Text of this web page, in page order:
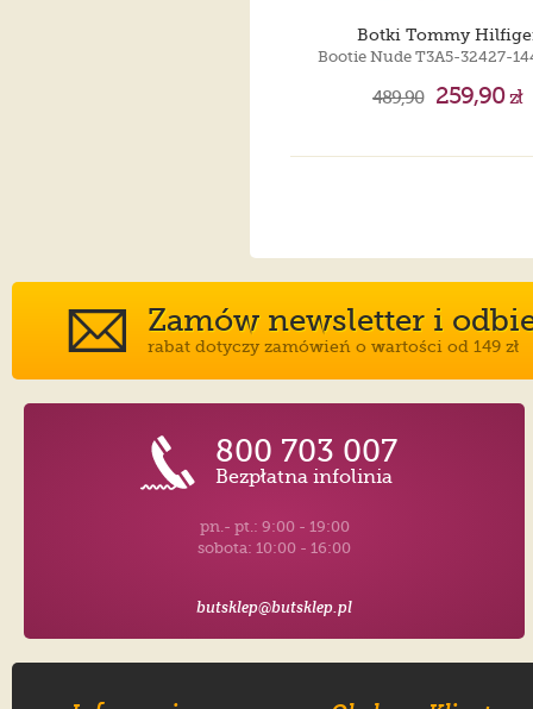
Botki Tommy
Bootie Nude T3A5-32427-
489,90 259,90zł
Zamów newsletter i
rabat dotyczy zamówień o wartości od 149 zł
800 703 007
Bezpłatna infolinia
pn.- pt.: 9:00 - 19:00
sobota: 10:00 - 16:00
butsklep@butsklep.pl